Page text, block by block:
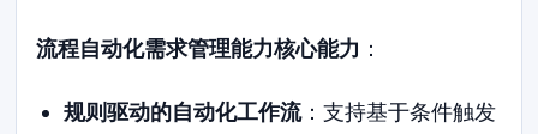
流程自动化需求管理能力核心能力 ：
规则驱动的自动化工作流：支持基于条件触发